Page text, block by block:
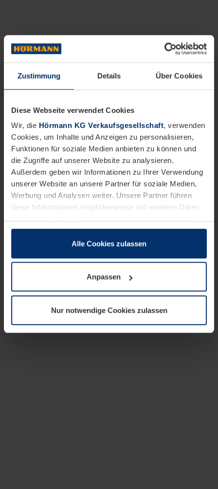
Zustimmung Details Über Cookies
Diese Webseite verwendet Cookies
Wir, die Hörmann KG Verkaufsgesellschaft, verwenden
Cookies, um Inhalte und Anzeigen zu personalisieren,
Funktionen für soziale Medien anbieten zu können und
die Zugriffe auf unserer Website zu analysieren.
Außerdem geben wir Informationen zu Ihrer Verwendung
unserer Website an unsere Partner für soziale Medien,
Werbung und Analysen weiter. Unsere Partner führen
diese Informationen möglicherweise mit weiteren Daten
sie im Rahmen Ihrer Nutzung der Dienste gesammelt
wenn diese für den Betrieb dieser Seite unbedingt
notwendig sind. Für alle anderen Cookie-Typen benötigen
wir Ihre Erlaubnis. Ihre Einwilligung können Sie jederzeit
Datenschutzerklärungunserer Website ändern oder
widerrufen.
Alle Cookies zulassen
Anpassen
Nur notwendige Cookies zulassen